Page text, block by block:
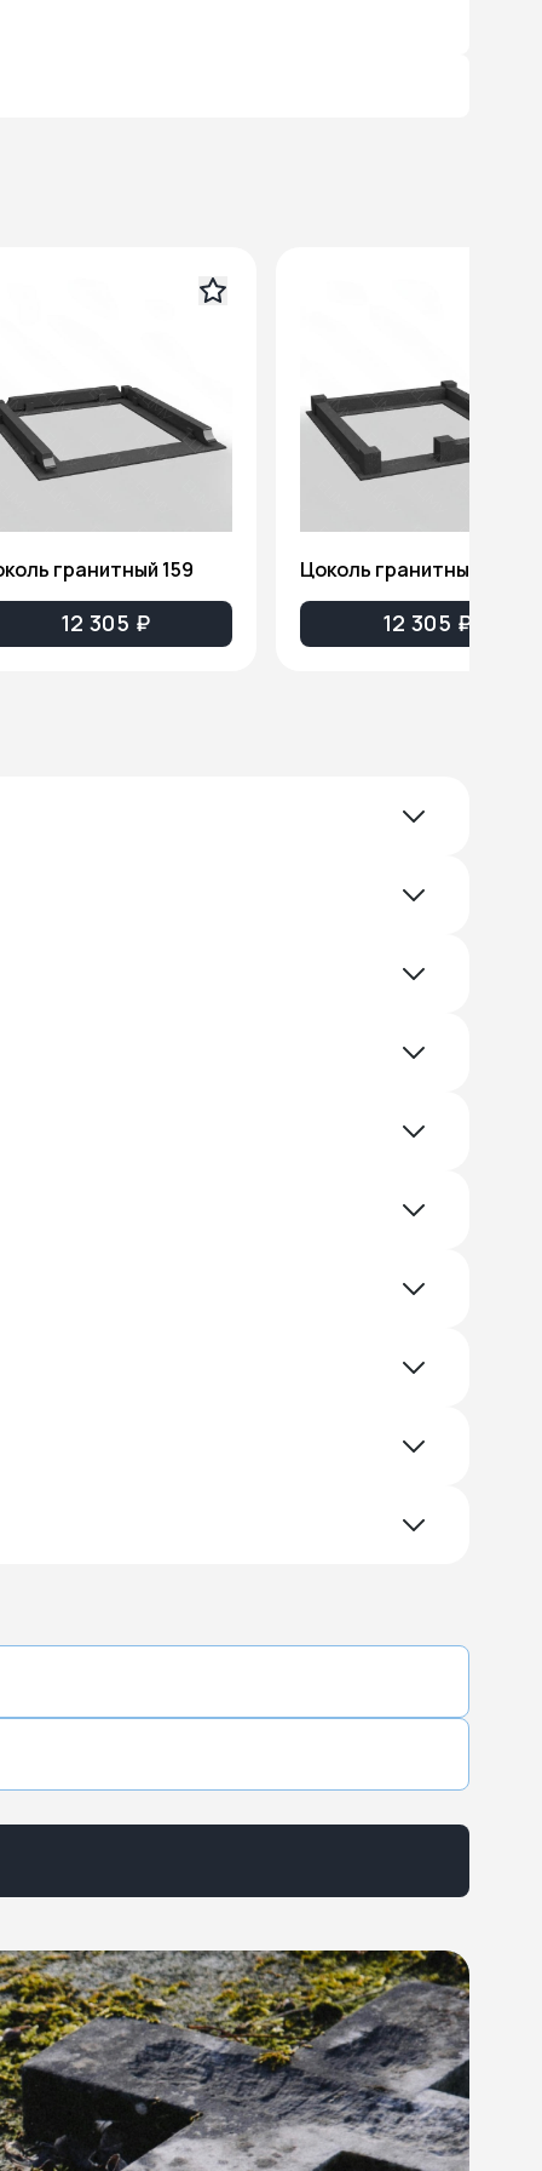
гранитный 159
12 305 ₽
Цоколь гранитный 160
12 305 ₽